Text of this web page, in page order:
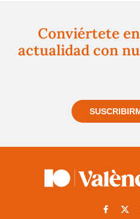
Conviértete
actualidad con